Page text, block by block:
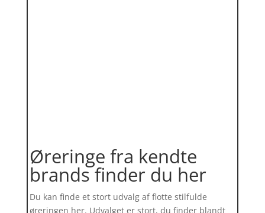
Øreringe fra kendte
brands finder du her
Du kan finde et stort udvalg af flotte stilfulde
øreringen her. Udvalget er stort, du finder blandt